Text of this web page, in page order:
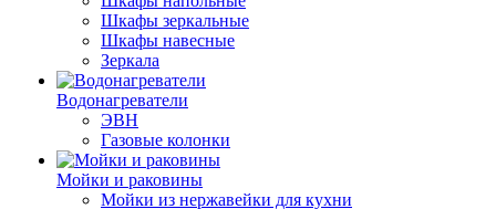
Шкафы зеркальные
Шкафы навесные
Зеркала
Водонагреватели
ЭВН
Газовые колонки
Мойки и раковины
Мойки из нержавейки для кухни